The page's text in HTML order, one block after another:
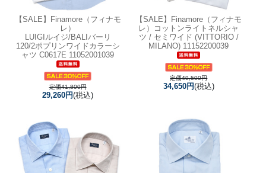
【SALE】
Finamore（フィナモ
レ）
LUIGIルイジ/BALIバーリ
120/2ポプリンワイドカラーシ
ャツ C0617E 11052001039
定価41,800円
29,260円(税込)
【SALE】
Finamore（フィナモ
レ）コットンライトネルシャ
ツ / セミワイド (VITTORIO /
MILANO) 11152200039
定価49,500円
34,650円(税込)